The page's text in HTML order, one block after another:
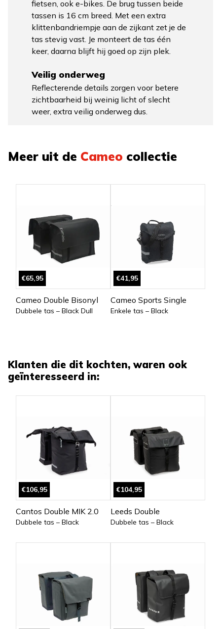
fietsen, ook e-bikes. De brug tussen beide
tassen is 16 cm breed. Met een extra
klittenbandriempje aan de zijkant zet je de
tas stevig vast. Je monteert de tas één
keer, daarna blijft hij goed op zijn plek.
Veilig onderweg
Reflecterende details zorgen voor betere
zichtbaarheid bij weinig licht of slecht
weer, extra veilig onderweg dus.
Meer uit de Cameo collectie
€65,95
Cameo Double Bisonyl
Dubbele tas – Black Dull
€41,95
Cameo Sports Single
Enkele tas – Black
Klanten die dit kochten, waren ook
geïnteresseerd in:
€106,95
Cantos Double MIK 2.0
Dubbele tas – Black
€104,95
Leeds Double
Dubbele tas – Black